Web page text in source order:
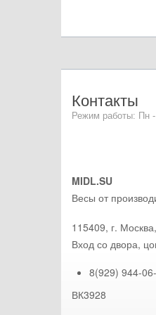
Контакты
Режим работы: Пн
MIDL.SU
Весы от
115409, г. Москва
Вход со двора,
8(929) 944-
ВК3928